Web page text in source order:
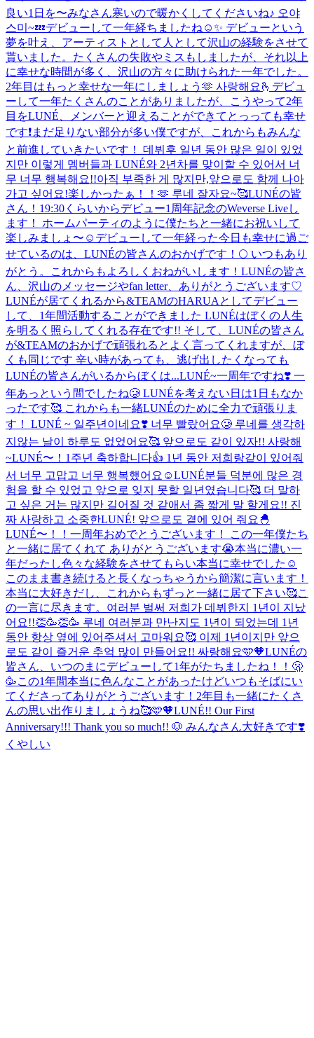
良い1日を〜みなさん寒いので暖かくしてくださいね♪ 오야
스미~💤デビューして一年経ちましたね☺️✨ デビューという
夢を叶え、アーティストとして人として沢山の経験をさせて
貰いました。たくさんの失敗やミスもしましたが、それ以上
に幸せな時間が多く、沢山の方々に助けられた一年でした。
2年目はもっと幸せな一年にしましょう🫶 사랑해요🫰 デビュ
ーして一年たくさんのことがありましたが、こうやって2年
目をLUNÉ、メンバーと迎えることができてとっっても幸せ
です❗まだ足りない部分が多い僕ですが、これからもみんな
と前進していきたいです！ 데뷔후 일년 동안 많은 일이 있었
지만 이렇게 멤버들과 LUNÉ와 2년차를 맞이할 수 있어서 너
무 너무 행복해요!!아직 부족한 게 많지만,앞으로도 함께 나아
가고 싶어요!楽しかったぁ！！🫶 루네 잘자요~🥰LUNÉの皆
さん！19:30くらいからデビュー1周年記念のWeverse Liveし
ます！ ホームパーティのように僕たちと一緒にお祝いして
楽しみましょ〜☺️ デビューして一年経った今日も幸せに過ご
せているのは、LUNÉの皆さんのおかげです！🌕 いつもあり
がとう。これからもよろしくおねがいします！ LUNÉの皆さ
ん、沢山のメッセージやfan letter、ありがとうございます♡
LUNÉが居てくれるから&TEAMのHARUAとしてデビュー
して、1年間活動することができました LUNÉはぼくの人生
を明るく照らしてくれる存在です!! そして、LUNÉの皆さん
が&TEAMのおかげで頑張れるとよく言ってくれますが、ぼ
くも同じです 辛い時があっても、逃げ出したくなっても
LUNÉの皆さんがいるからぼくは...LUNÉ~一周年ですね❣️ 一
年あっという間でしたね🥲 LUNÉを考えない日は1日もなか
ったです🥰 これからも一緒LUNÉのために全力で頑張りま
す！ LUNÉ ~ 일주년이네요❣️ 너무 빨랐어요🥲 루네를 생각하
지않는 날이 하루도 없었어요🥰 앞으로도 같이 있자!! 사랑해
~LUNÉ〜！1주년 축하합니다👍 1년 동안 저희랑같이 있어줘
서 너무 고맙고 너무 행복했어요☺️LUNÉ분들 덕분에 많은 경
험을 할 수 있었고 앞으로 잊지 못할 일년였습니다🥰 더 말하
고 싶은 거는 많지만 길어질 것 같애서 좀 짧게 말 할게요!! 진
짜 사랑하고 소중한LUNÉ! 앞으로도 곁에 있어 줘요🐣
LUNÉ〜！！一周年おめでとうございます！ この一年僕たち
と一緒に居てくれて ありがとうございます😭本当に濃い一
年だったし色々な経験をさせてもらい本当に幸せでした☺️
このまま書き続けると長くなっちゃうから簡潔に言います！
本当に大好きだし、これからもずっと一緒に居て下さい🥰こ
の一言に尽きます。 여러분 벌써 저희가 데뷔한지 1년이 지났
어요!!👏🥳👏🥳 루네 여러분과 만난지도 1년이 되었는데 1년
동안 항상 옆에 있어주셔서 고마워요🥰 이제 1년이지만 앞으
로도 같이 즐거운 추억 많이 만들어요!! 싸랑해요🩵🧡LUNÉの
皆さん、いつのまにデビューして1年がたちましたね！！🫢
🥳この1年間本当に色んなことがあったけどいつもそばにい
てくださってありがとうございます！2年目も一緒にたくさ
んの思い出作りましょうね🥰🩵🧡LUNÉ!! Our First
Anniversary!!! Thank you so much!! 🐶 みんなさん大好きです❣️
くやしい